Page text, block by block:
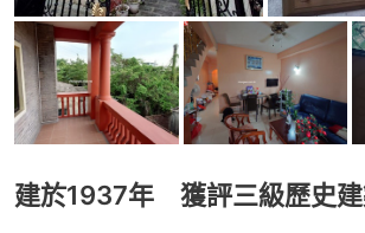
建於1937年 獲評三級歷史